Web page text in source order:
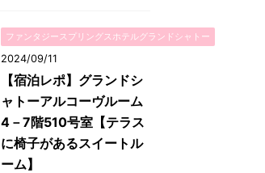
ファンタジースプリングスホテルグランドシャトー
2024/09/11
【宿泊レポ】グランドシ
ャトーアルコーヴルーム
4－7階510号室【テラス
に椅子があるスイートル
ーム】